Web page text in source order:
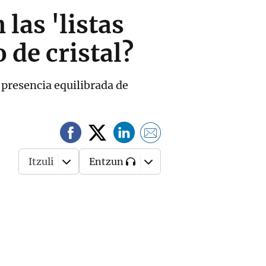
las 'listas
de cristal?
equilibrada de
Itzuli Entzun